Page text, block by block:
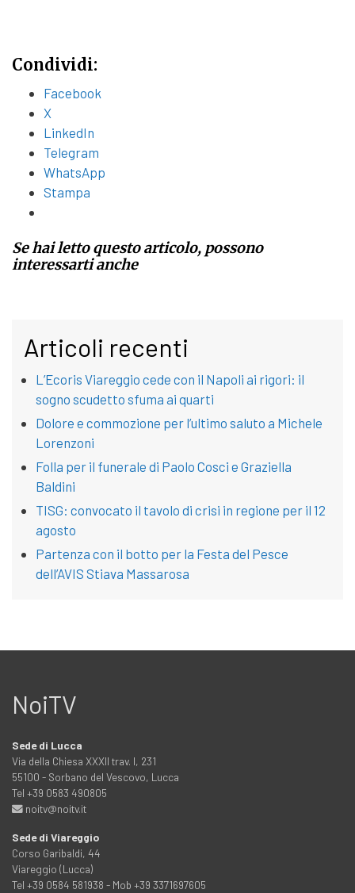
Condividi:
Facebook
X
LinkedIn
Telegram
WhatsApp
Stampa
Se hai letto questo articolo, possono
interessarti anche
Articoli recenti
L’Ecoris Viareggio cede con il Napoli ai rigori: il
sogno scudetto sfuma ai quarti
Dolore e commozione per l’ultimo saluto a Michele
Lorenzoni
Folla per il funerale di Paolo Cosci e Graziella
Baldini
TISG: convocato il tavolo di crisi in regione per il 12
agosto
Partenza con il botto per la Festa del Pesce
dell’AVIS Stiava Massarosa
NoiTV
Sede di Lucca
Via della Chiesa XXXII trav. I, 231
55100 - Sorbano del Vescovo, Lucca
Tel +39 0583 490805
noitv@noitv.it
Sede di Viareggio
Corso Garibaldi, 44
Viareggio (Lucca)
Tel +39 0584 581938 - Mob +39 3371697605